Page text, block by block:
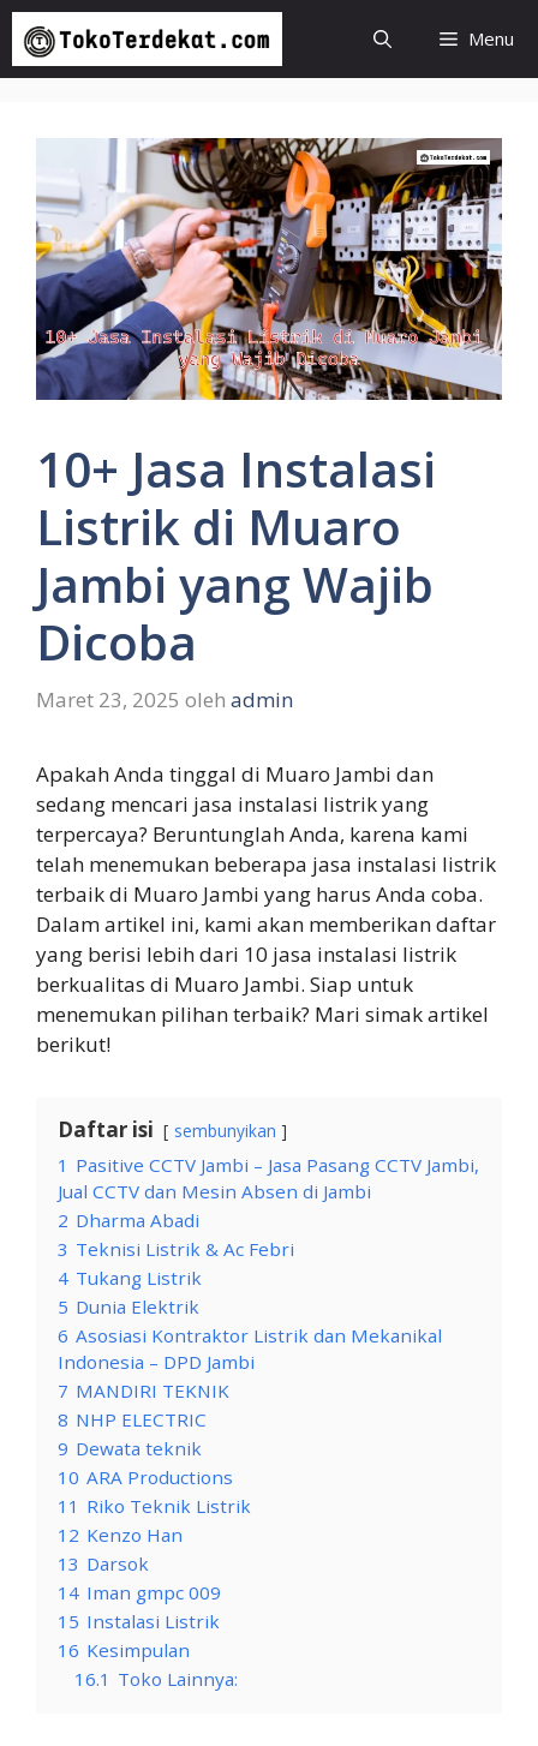
Langsung
isi
Menu
10+ Jasa Instalasi
Listrik di Muaro
Jambi yang Wajib
Dicoba
Maret 23, 2025 oleh admin
Apakah Anda tinggal di Muaro Jambi dan
sedang mencari jasa instalasi listrik yang
terpercaya? Beruntunglah Anda, karena kami
telah menemukan beberapa jasa instalasi listrik
terbaik di Muaro Jambi yang harus Anda coba.
Dalam artikel ini, kami akan memberikan daftar
yang berisi lebih dari 10 jasa instalasi listrik
berkualitas di Muaro Jambi. Siap untuk
menemukan pilihan terbaik? Mari simak artikel
berikut!
Daftar isi sembunyikan
1 Pasitive CCTV Jambi – Jasa Pasang CCTV Jambi,
Jual CCTV dan Mesin Absen di Jambi
2 Dharma Abadi
3 Teknisi Listrik & Ac Febri
4 Tukang Listrik
5 Dunia Elektrik
6 Asosiasi Kontraktor Listrik dan Mekanikal
Indonesia – DPD Jambi
7 MANDIRI TEKNIK
8 NHP ELECTRIC
9 Dewata teknik
10 ARA Productions
11 Riko Teknik Listrik
12 Kenzo Han
13 Darsok
14 Iman gmpc 009
15 Instalasi Listrik
16 Kesimpulan
16.1 Toko Lainnya: